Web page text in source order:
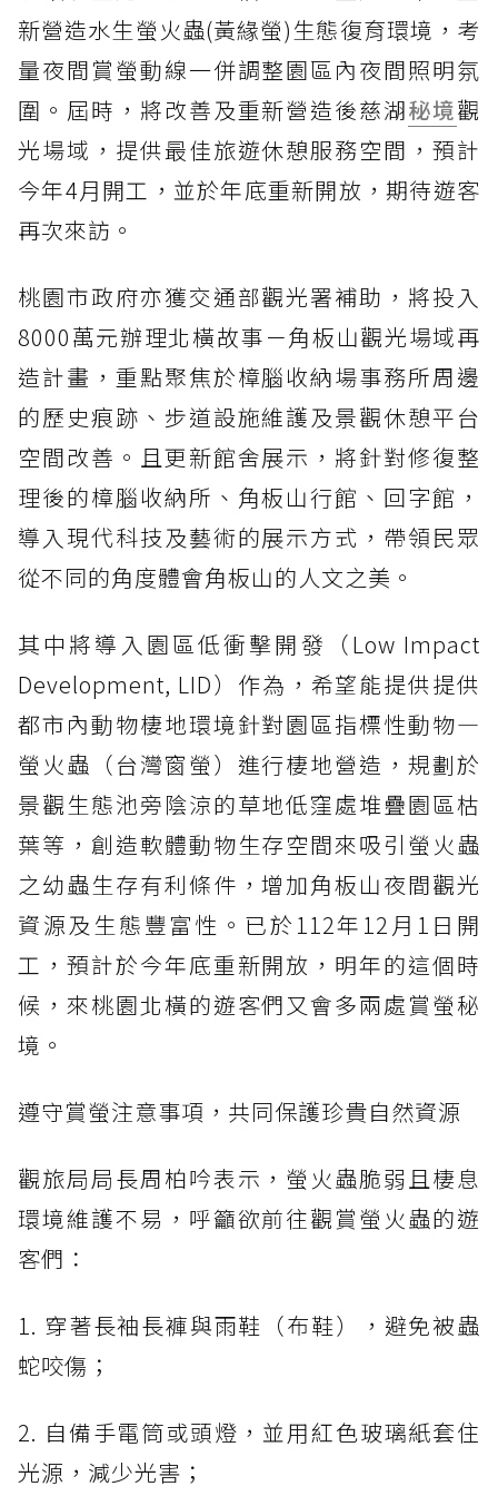
新營造水生螢火蟲(黃緣螢)生態復育環境，考
量夜間賞螢動線一併調整園區內夜間照明氛
圍。屆時，將改善及重新營造後慈湖秘境觀
光場域，提供最佳旅遊休憩服務空間，預計
今年4月開工，並於年底重新開放，期待遊客
再次來訪。
桃園市政府亦獲交通部觀光署補助，將投入
8000萬元辦理北橫故事－角板山觀光場域再
造計畫，重點聚焦於樟腦收納場事務所周邊
的歷史痕跡、步道設施維護及景觀休憩平台
空間改善。且更新館舍展示，將針對修復整
理後的樟腦收納所、角板山行館、回字館，
導入現代科技及藝術的展示方式，帶領民眾
從不同的角度體會角板山的人文之美。
其中將導入園區低衝擊開發（Low Impact
Development, LID）作為，希望能提供提供
都市內動物棲地環境針對園區指標性動物—
螢火蟲（台灣窗螢）進行棲地營造，規劃於
景觀生態池旁陰涼的草地低窪處堆疊園區枯
葉等，創造軟體動物生存空間來吸引螢火蟲
之幼蟲生存有利條件，增加角板山夜間觀光
資源及生態豐富性。已於112年12月1日開
工，預計於今年底重新開放，明年的這個時
候，來桃園北橫的遊客們又會多兩處賞螢秘
境。
遵守賞螢注意事項，共同保護珍貴自然資源
觀旅局局長周柏吟表示，螢火蟲脆弱且棲息
環境維護不易，呼籲欲前往觀賞螢火蟲的遊
客們：
1. 穿著長袖長褲與雨鞋（布鞋），避免被蟲
蛇咬傷；
2. 自備手電筒或頭燈，並用紅色玻璃紙套住
光源，減少光害；